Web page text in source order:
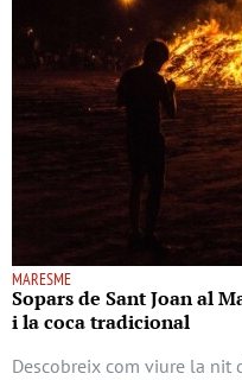
MARESME
Sopars de Sant Joan al
i la coca tradicional
Descobreix com viure la nit